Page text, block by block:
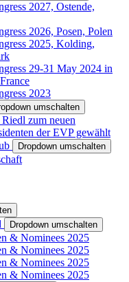
2027, Ostende,
2026, Posen, Polen
2025, Kolding,
29-31 May 2024 in
2023
umschalten
zum neuen
der EVP gewählt
Dropdown umschalten
Dropdown umschalten
& Nominees 2025
& Nominees 2025
& Nominees 2025
& Nominees 2025